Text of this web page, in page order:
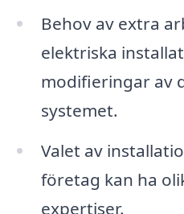
Behov av extra
elektriska
modifieringar av
systemet.
Valet av
företag kan ha
expertiser.